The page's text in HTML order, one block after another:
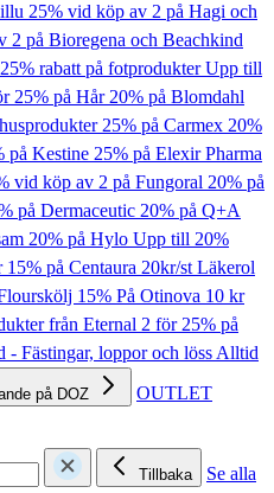
25% vid köp av 2 på Hagi och
2 på Bioregena och Beachkind
rabatt på fotprodukterUpp till
25% på Hår20% på Blomdahl
25% på Carmex 20%
på Kestine 25% på Elexir Pharma
vid köp av 2 på Fungoral 20% på
på Dermaceutic 20% på Q+A
20% på Hylo Upp till 20%
15% på Centaura 20kr/st Läkerol
15% På Otinova 10 kr
från Eternal 2 för 25% på
- Fästingar, loppor och lössAlltid
på DOZ OUTLET
Tillbaka
Se alla